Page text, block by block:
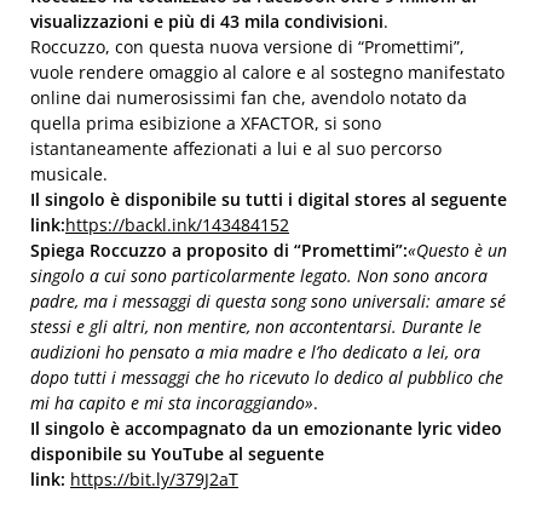
visualizzazioni e più di 43 mila condivisioni.
Roccuzzo, con questa nuova versione di “Promettimi”,
vuole rendere omaggio al calore e al sostegno manifestato
online dai numerosissimi fan che, avendolo notato da
quella prima esibizione a XFACTOR, si sono
istantaneamente affezionati a lui e al suo percorso
musicale.
Il singolo è disponibile su tutti i digital stores al seguente
link:https://backl.ink/143484152
Spiega Roccuzzo a proposito di “Promettimi”:«Questo è un
singolo a cui sono particolarmente legato. Non sono ancora
padre, ma i messaggi di questa song sono universali: amare sé
stessi e gli altri, non mentire, non accontentarsi. Durante le
audizioni ho pensato a mia madre e l’ho dedicato a lei, ora
dopo tutti i messaggi che ho ricevuto lo dedico al pubblico che
mi ha capito e mi sta incoraggiando».
Il singolo è accompagnato da un emozionante lyric video
disponibile su YouTube al seguente
link: https://bit.ly/379J2aT